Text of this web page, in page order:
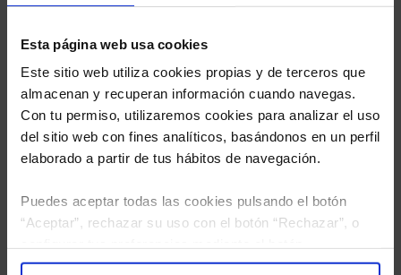
Esta página web usa cookies
Este sitio web utiliza cookies propias y de terceros que
almacenan y recuperan información cuando navegas.
Con tu permiso, utilizaremos cookies para analizar el uso
del sitio web con fines analíticos, basándonos en un perfil
elaborado a partir de tus hábitos de navegación.
Puedes aceptar todas las cookies pulsando el botón
“Aceptar”, rechazar su uso con el botón “Rechazar”, o
“Configuración”. Consulta nuestraPolítica
He leídola política de privacidady consiento el
tratamiento de mis datos personales.